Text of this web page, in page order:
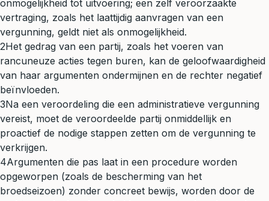
onmogelijkheid tot uitvoering; een zelf veroorzaakte
vertraging, zoals het laattijdig aanvragen van een
vergunning, geldt niet als onmogelijkheid.
2Het gedrag van een partij, zoals het voeren van
rancuneuze acties tegen buren, kan de geloofwaardigheid
van haar argumenten ondermijnen en de rechter negatief
beïnvloeden.
3Na een veroordeling die een administratieve vergunning
vereist, moet de veroordeelde partij onmiddellijk en
proactief de nodige stappen zetten om de vergunning te
verkrijgen.
4Argumenten die pas laat in een procedure worden
opgeworpen (zoals de bescherming van het
broedseizoen) zonder concreet bewijs, worden door de